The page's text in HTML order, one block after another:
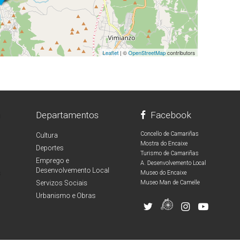
Leaflet | ©OpenStreetMapcontributors
Departamentos
Cultura
Deportes
Emprego e
Desenvolvemento Local
Servizos Sociais
Urbanismo e Obras
Facebook
Concello de Camariñas
Mostra do Encaixe
Turismo de Camariñas
A. Desenvolvemento Local
Museo do Encaixe
Museo Man de Camelle